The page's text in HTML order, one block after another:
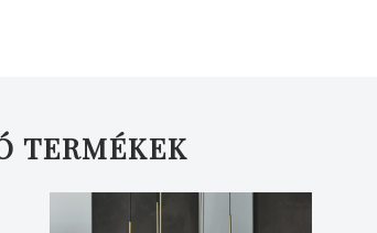
TERMÉKEK